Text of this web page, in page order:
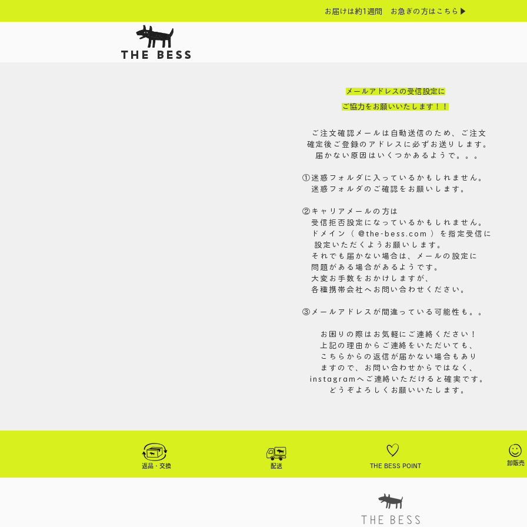
お届けは約1週間 お急ぎの方はこちら▶
THE BESS
メールアドレスの受信設定に
ご協力をお願いいたします！！
ご注文確認メールは自動送信のため、
ご注文
確定後 ご登録のアドレスに必ず お送りします。
届かない原因はいくつかあるようで。。。
①迷惑フォルダに入っているかもしれません。
迷惑フォルダのご確認をお願いします。
②キャリアメールの方は
受信拒否設定になっているかもしれません。
ドメイン（ @the-bess.com ）を指定受信に
設定いただくようお願いします。
それでも届かない場合は、メールの設定に
問題が ある場合があるようです。
大変お手数をおかけしますが、
各種携帯会社へお問い合わせください。
③メールアドレスが間違っている可能性も。。
お困りの際はお気軽にご連絡ください！
上記の理由からご連絡をいただいても、
こちらからの返信が届かない場合もあり
​ますので、
お問い合わせからではなく、
instagramへご連絡いた だけると確実です。
​どうぞよろしくお願いいたします。
返品・交換 配送 THE BESS POINT 卸販売